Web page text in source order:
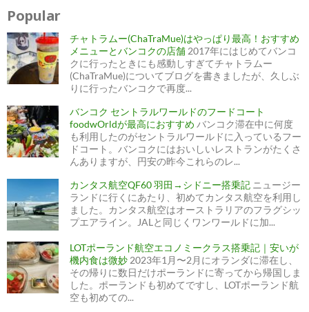
Popular
チャトラムー(ChaTraMue)はやっぱり最高！おすすめ
メニューとバンコクの店舗 2017年にはじめてバンコ
クに行ったときにも感動しすぎてチャトラムー
(ChaTraMue)についてブログを書きましたが、久しぶ
りに行ったバンコクで再度...
バンコク セントラルワールドのフードコート
foodwOrldが最高におすすめ バンコク滞在中に何度
も利用したのがセントラルワールドに入っているフー
ドコート。バンコクにはおいしいレストランがたくさ
んありますが、円安の昨今これらのレ...
カンタス航空QF60 羽田→シドニー搭乗記 ニュージー
ランドに行くにあたり、初めてカンタス航空を利用し
ました。カンタス航空はオーストラリアのフラグシッ
プエアライン。JALと同じくワンワールドに加...
LOTポーランド航空エコノミークラス搭乗記｜安いが
機内食は微妙 2023年1月〜2月にオランダに滞在し、
その帰りに数日だけポーランドに寄ってから帰国しま
した。ポーランドも初めてですし、LOTポーランド航
空も初めての...